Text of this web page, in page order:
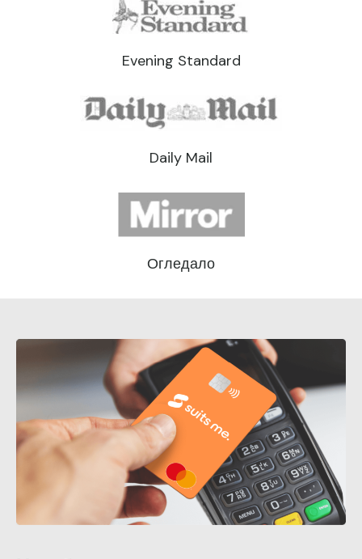
Evening Standard
Daily Mail
Огледало